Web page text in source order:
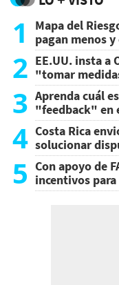
1
Mapa del
pagan menos
2 EE.UU. insta a
"tomar
3 Aprenda cuál
"feedback" en
4 Costa Rica
solucionar
5 Con apoyo de
incentivos